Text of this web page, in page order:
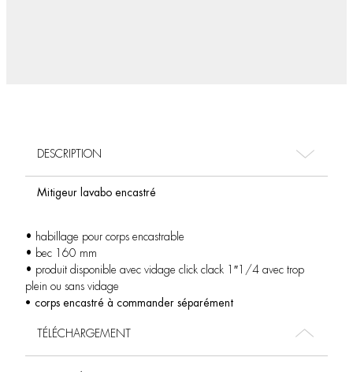
DESCRIPTION
Mitigeur lavabo encastré
• habillage pour corps encastrable
• bec 160 mm
• produit disponible avec vidage click clack 1″1/4 avec trop
plein ou sans vidage
• corps encastré à commander séparément
TÉLÉCHARGEMENT